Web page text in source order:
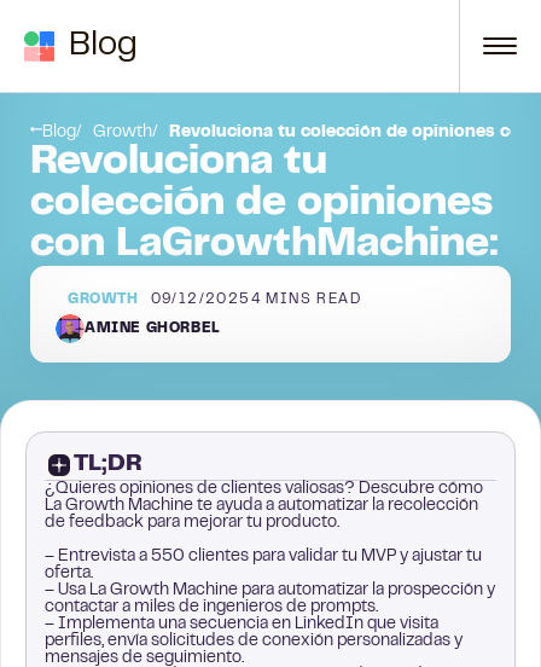
Blog
Blog Growth Revoluciona tu colección de opiniones con
Revoluciona tu
colección de opiniones
con LaGrowthMachine:
GROWTH 09/12/2025 4 MINS READ
AMINE GHORBEL
TL;DR
¿Quieres opiniones de clientes valiosas? Descubre cómo
La Growth Machine te ayuda a automatizar la recolección
de feedback para mejorar tu producto.
– Entrevista a 550 clientes para validar tu MVP y ajustar tu
oferta.
– Usa La Growth Machine para automatizar la prospección y
contactar a miles de ingenieros de prompts.
– Implementa una secuencia en LinkedIn que visita
perfiles, envía solicitudes de conexión personalizadas y
mensajes de seguimiento.